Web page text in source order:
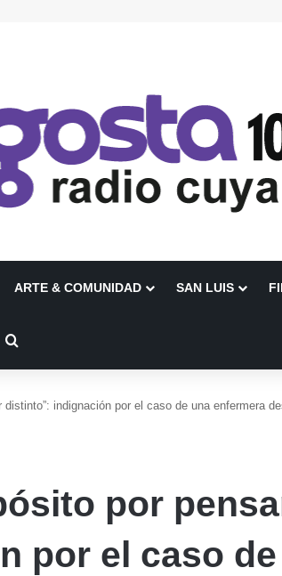
ARTE & COMUNIDAD SAN LUIS
Escuchanos en Vivo
distinto”: indignación por el caso de una enfermera
por
por el caso